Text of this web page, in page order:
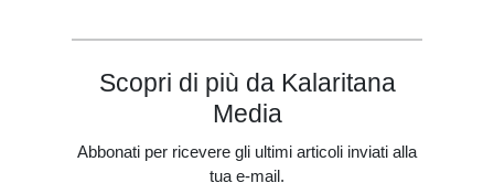
Scopri di più da Kalaritana
Media
Abbonati per ricevere gli ultimi articoli inviati alla
tua e-mail.